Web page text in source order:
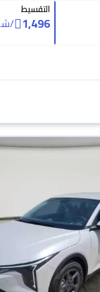
التقسيط
1,496
/